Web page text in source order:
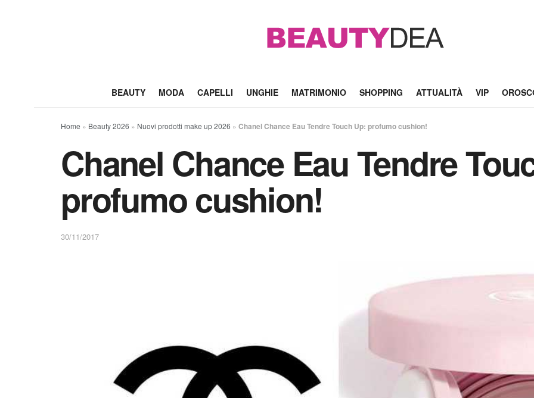
BEAUTY MODA CAPELLI UNGHIE MATRIMONIO SHOPPING ATTUALITÀ VIP
Home » Beauty 2026 » Nuovi prodotti make up 2026 » Chanel Chance Eau Tendre Touch Up: profumo cushion!
Chanel Chance Eau Tendre
profumo cushion!
30/11/2017